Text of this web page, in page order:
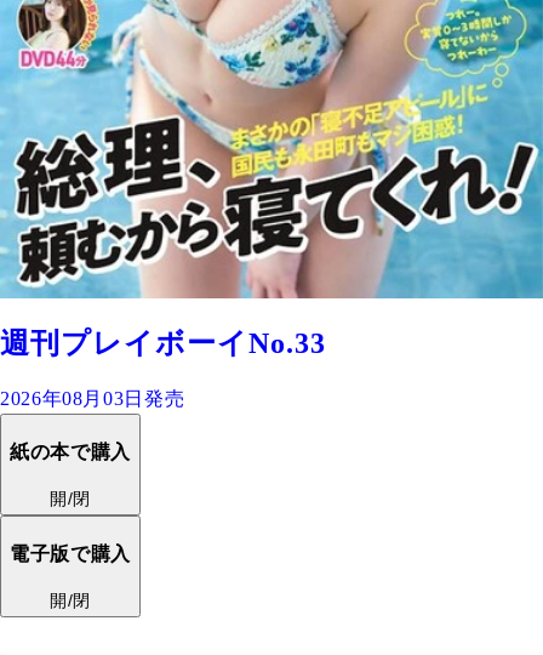
週刊プレイボーイNo.33
2026年08月03日発売
紙の本で購入
開/閉
電子版で購入
開/閉